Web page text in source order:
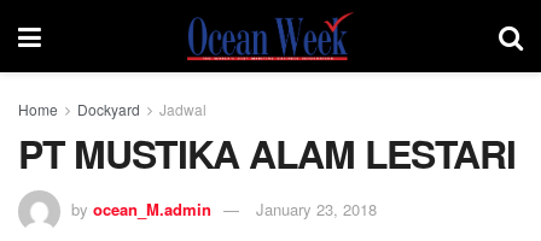
Home Dockyard Jadwal
PT MUSTIKA ALAM LESTARI
by ocean_M.admin January 23, 2018